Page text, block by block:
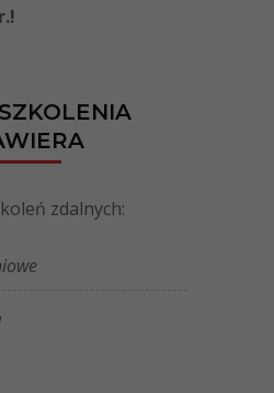
zdalnych: